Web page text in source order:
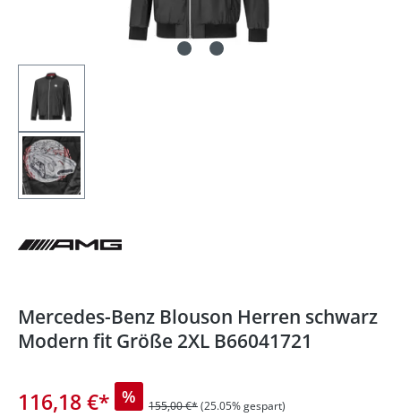
Mercedes-Benz Blouson Herren schwarz
Modern fit Größe 2XL B66041721
116,18 €* % 155,00 €*(25.05% gespart)